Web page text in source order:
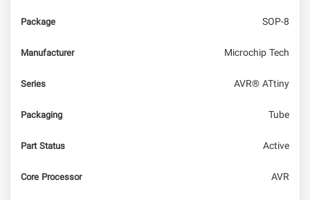
Package SOP-8
Manufacturer Microchip Tech
Series AVR® ATtiny
Packaging Tube
Part Status Active
Core Processor AVR